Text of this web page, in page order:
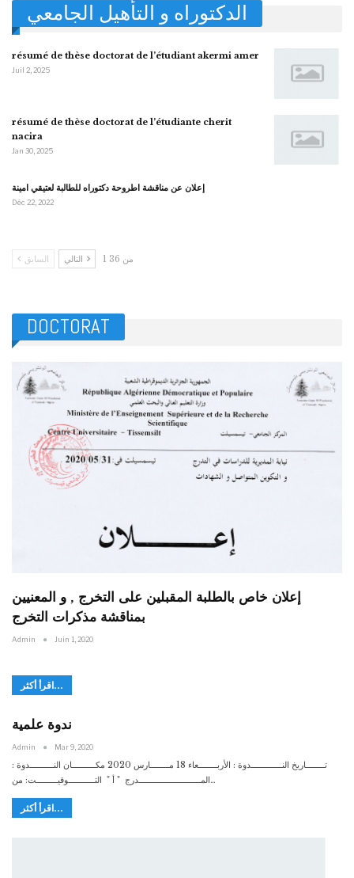
الدكتوراه و التأهيل الجامعي
résumé de thèse doctorat de l’étudiant akermi amer
Juil 2, 2025
résumé de thèse doctorat de l’étudiante cherit
nacira
Jan 30, 2025
إعلان عن مناقشة اطروحة دكتوراه للطالبة لعتيقي امينة
Déc 22, 2022
السابق 1 من 36
DOCTORAT
إعلان خاص بالطلبة المقبلين على التخرج , و المعنيين
بمناقشة مذكرات التخرج
Admin Juin 1, 2020
اقرأ أكثر...
ندوة علمية
Admin Mar 9, 2020
تــــــــاريخ النـــــــــــــدوة : الأربــــــــعاء 18 مــــــــارس 2020 مكــــــــــان النــــــــــدوة :
المــــــــــــــــــــــــــدرج " أ " التـــــــــــوقيـــــــــت: من…
اقرأ أكثر...